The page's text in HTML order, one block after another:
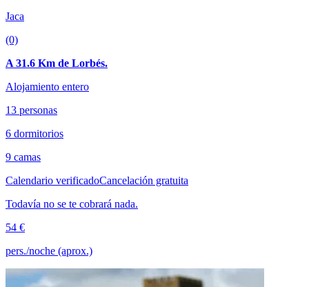
Jaca
(0)
A 31.6 Km de Lorbés.
Alojamiento entero
13 personas
6 dormitorios
9 camas
Calendario verificadoCancelación gratuita
Todavía no se te cobrará nada.
54 €
pers./noche (aprox.)